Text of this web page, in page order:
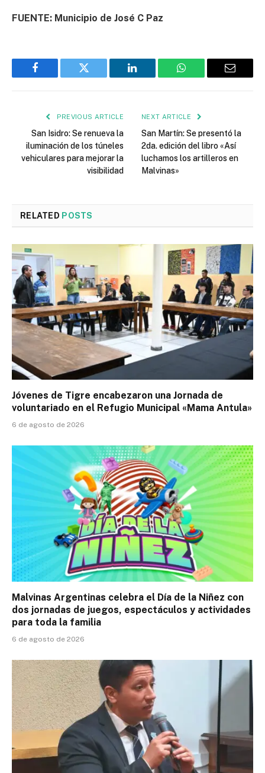
FUENTE: Municipio de José C Paz
Facebook Twitter LinkedIn WhatsApp Email
PREVIOUS ARTICLE
San Isidro: Se renueva la
iluminación de los túneles
vehiculares para mejorar la
visibilidad
NEXT ARTICLE
San Martín: Se presentó la
2da. edición del libro «Así
luchamos los artilleros en
Malvinas»
RELATED POSTS
Jóvenes de Tigre encabezaron una Jornada de
voluntariado en el Refugio Municipal «Mama Antula»
6 de agosto de 2026
Malvinas Argentinas celebra el Día de la Niñez con
dos jornadas de juegos, espectáculos y actividades
para toda la familia
6 de agosto de 2026